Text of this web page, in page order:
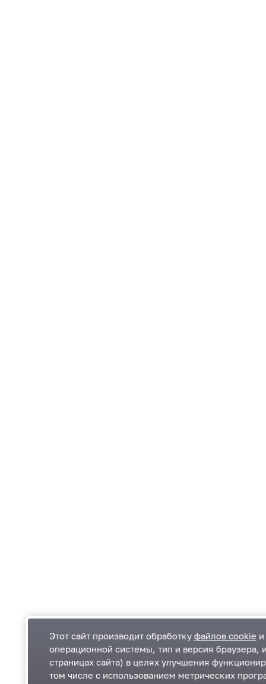
Одинцовский городской округ Московской
области
Этот сайт производит обработку файлов cookie
операционной системы, тип и версия браузера,
страницах сайта) в целях улучшения
том числе с использованием метрических